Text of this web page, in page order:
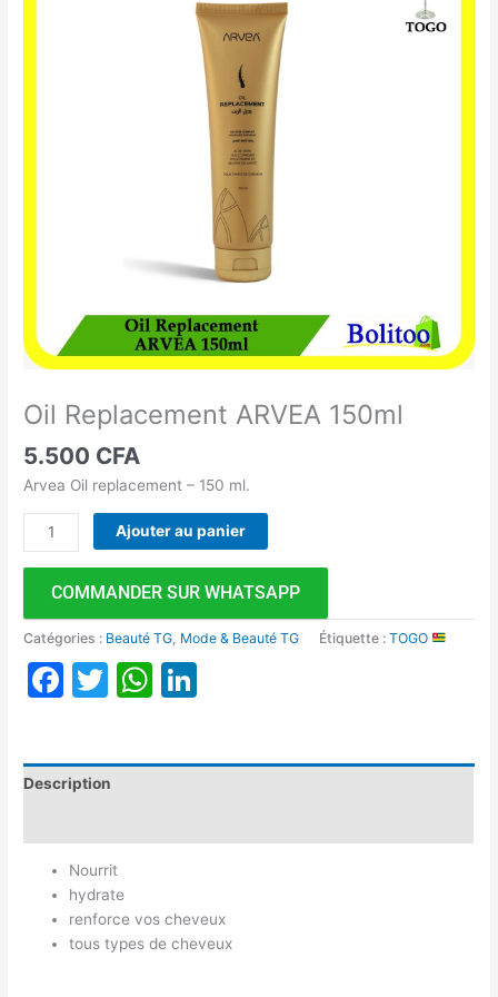
Oil Replacement ARVEA 150ml
5.500 CFA
Arvea Oil replacement – 150 ml.
Ajouter au panier
COMMANDER SUR WHATSAPP
Catégories : Beauté TG Mode & Beauté TG Étiquette :TOGO
Facebook
TwitterWhatsApp
Description
Nourrit
hydrate
renforce vos cheveux
tous types de cheveux